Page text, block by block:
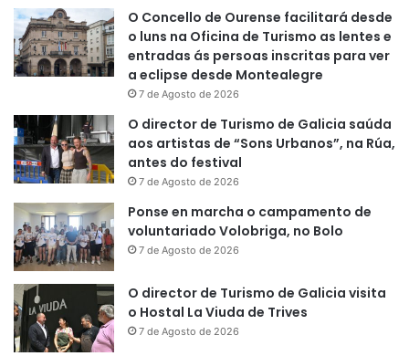
O Concello de Ourense facilitará desde
o luns na Oficina de Turismo as lentes e
entradas ás persoas inscritas para ver
a eclipse desde Montealegre
7 de Agosto de 2026
O director de Turismo de Galicia saúda
aos artistas de “Sons Urbanos”, na Rúa,
antes do festival
7 de Agosto de 2026
Ponse en marcha o campamento de
voluntariado Volobriga, no Bolo
7 de Agosto de 2026
O director de Turismo de Galicia visita
o Hostal La Viuda de Trives
7 de Agosto de 2026